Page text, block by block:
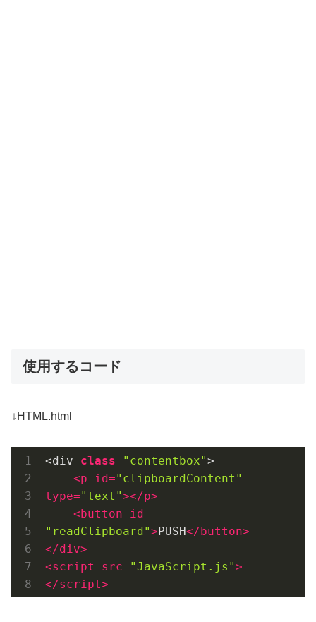
使用するコード
↓HTML.html
<div class="contentbox">
<p id="clipboardContent"
type="text"></p>
<button id
"readClipboard">PUSH</button>
</div>
<script src="JavaScript.js">
</script>